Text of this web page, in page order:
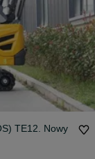
TE12. Nowy